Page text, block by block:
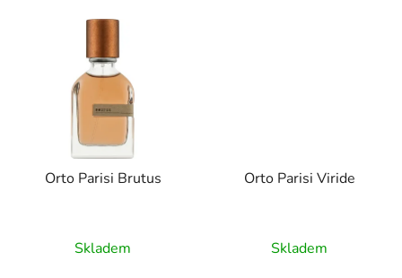
Orto Parisi Brutus
Skladem
Orto Parisi Viride
Skladem